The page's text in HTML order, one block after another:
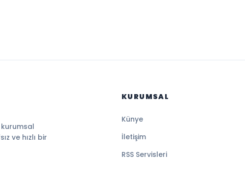
ve hızlı bir
KURUMSAL
Künye
İletişim
RSS Servisleri